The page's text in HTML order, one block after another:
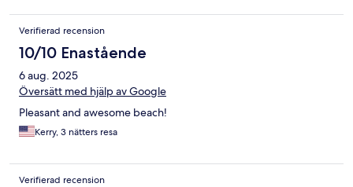
Verifierad recension
10/10 Enastående
6 aug. 2025
Översätt med hjälp av Google
Pleasant and awesome beach!
Kerry, 3 nätters resa
Verifierad recension